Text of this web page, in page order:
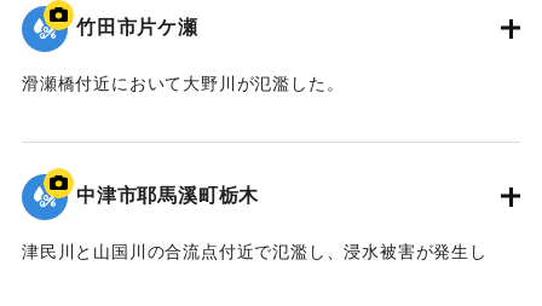
竹田市片ケ瀬
滑瀬橋付近において大野川が氾濫した。
｜固有コード:09922046
中津市耶馬溪町栃木
津民川と山国川の合流点付近で氾濫し、浸水被害が発生し